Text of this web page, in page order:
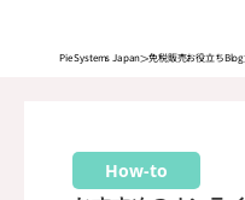
Pie Systems Japan>免税販売お役立ちBlog
How-to